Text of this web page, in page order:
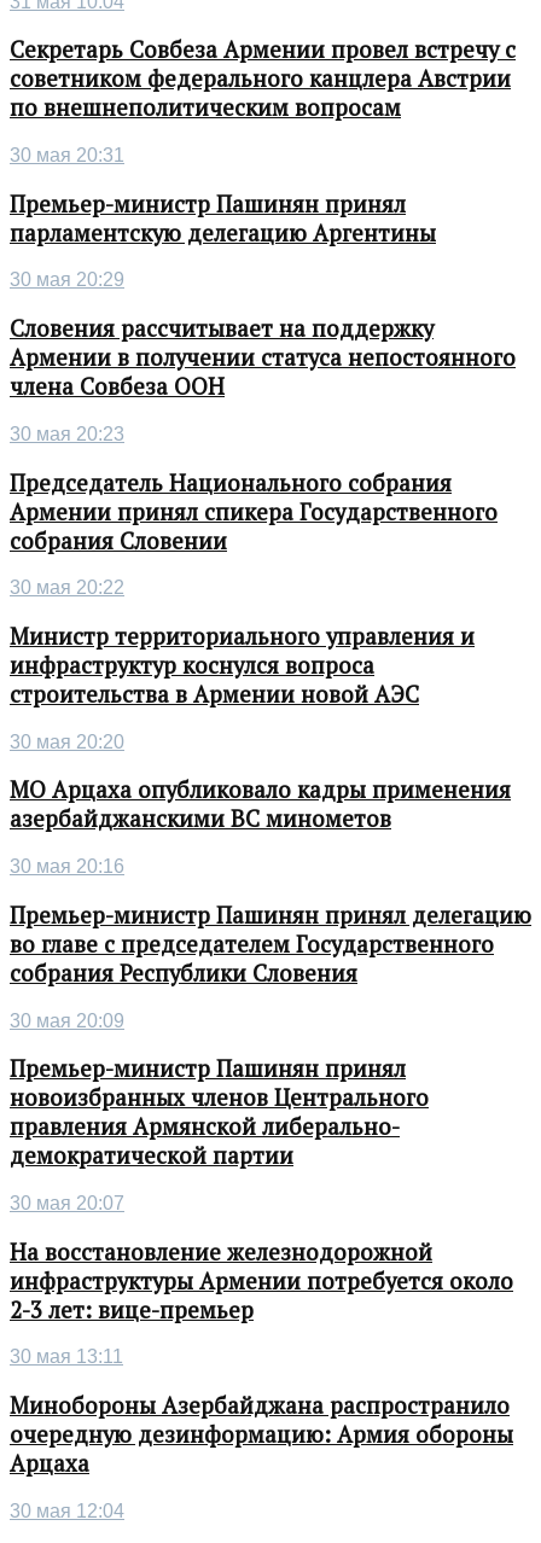
Секретарь Совбеза Армении провел встречу с
советником федерального канцлера Австрии
по внешнеполитическим вопросам
30 мая 20:31
Премьер-министр Пашинян принял
парламентскую делегацию Аргентины
30 мая 20:29
Словения рассчитывает на поддержку
Армении в получении статуса непостоянного
члена Совбеза ООН
30 мая 20:23
Председатель Национального собрания
Армении принял спикера Государственного
собрания Словении
30 мая 20:22
Министр территориального управления и
инфраструктур коснулся вопроса
строительства в Армении новой АЭС
30 мая 20:20
МО Арцаха опубликовало кадры применения
азербайджанскими ВС минометов
30 мая 20:16
Премьер-министр Пашинян принял делегацию
во главе с председателем Государственного
собрания Республики Словения
30 мая 20:09
Премьер-министр Пашинян принял
новоизбранных членов Центрального
правления Армянской либерально-
демократической партии
30 мая 20:07
На восстановление железнодорожной
инфраструктуры Армении потребуется около
2-3 лет: вице-премьер
30 мая 13:11
Минобороны Азербайджана распространило
очередную дезинформацию: Армия обороны
Арцаха
30 мая 12:04